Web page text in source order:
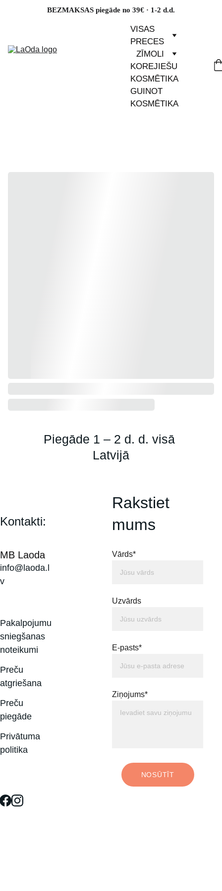
BEZMAKSAS piegāde no 39€ · 1-2 d.d.
VISAS
PRECES
ZĪMOLI
KOREJIEŠU
KOSMĒTIKA
GUINOT
KOSMĒTIKA
Rakstiet
mums
Vārds*
Uzvārds
E-pasts*
Ziņojums*
NOSŪTĪT
MB Laoda
Kontakti:
info@laoda.l
v
Pakalpojumu
sniegšanas
noteikumi
Preču
atgriešana
Preču
piegāde
Privātuma
politika
Piegāde 1 – 2 d. d. visā
Latvijā